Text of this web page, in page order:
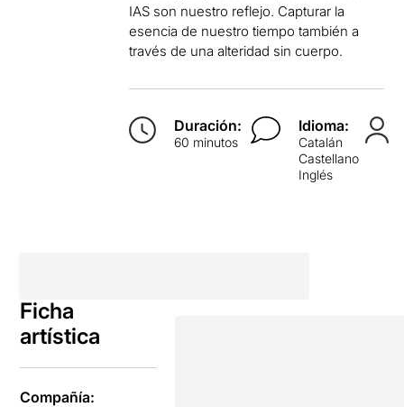
IAS son nuestro reflejo. Capturar la
esencia de nuestro tiempo también a
través de una alteridad sin cuerpo.
Duración:
60 minutos
Idioma:
Catalán
Castellano
Inglés
Ficha
artística
Compañía: